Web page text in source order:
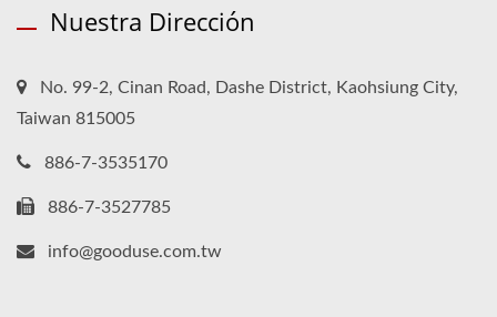
Nuestra Dirección
No. 99-2, Cinan Road, Dashe District, Kaohsiung City,
Taiwan 815005
886-7-3535170
886-7-3527785
info@gooduse.com.tw